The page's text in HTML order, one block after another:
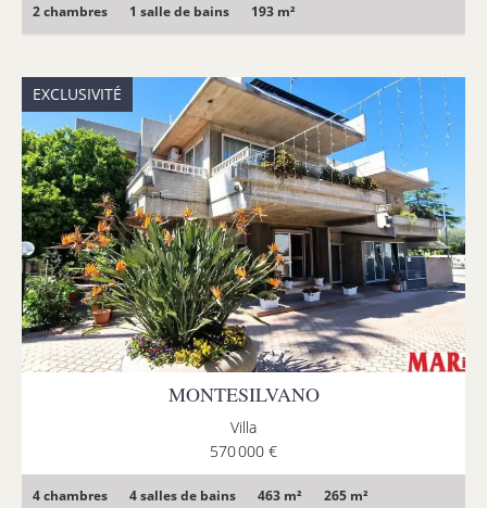
2 chambres 1 salle de bains 193 m²
MONTESILVANO
Villa
570 000 €
4 chambres 4 salles de bains 463 m² 265 m²
EXCLUSIVITÉ